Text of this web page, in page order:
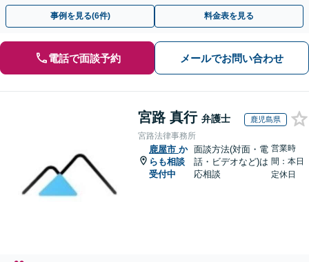
サポート【子連れ相談】【休日相談可】
事例を見る(6件) 料金表を見る
電話で面談予約 メールでお問い合わせ
宮路 真行 弁護士 鹿児島県
宮路法律事務所
鹿屋市 か
らも相談
受付中
面談方法(対面・電
話・ビデオなど)は
応相談
営業時
間：本日
定休日